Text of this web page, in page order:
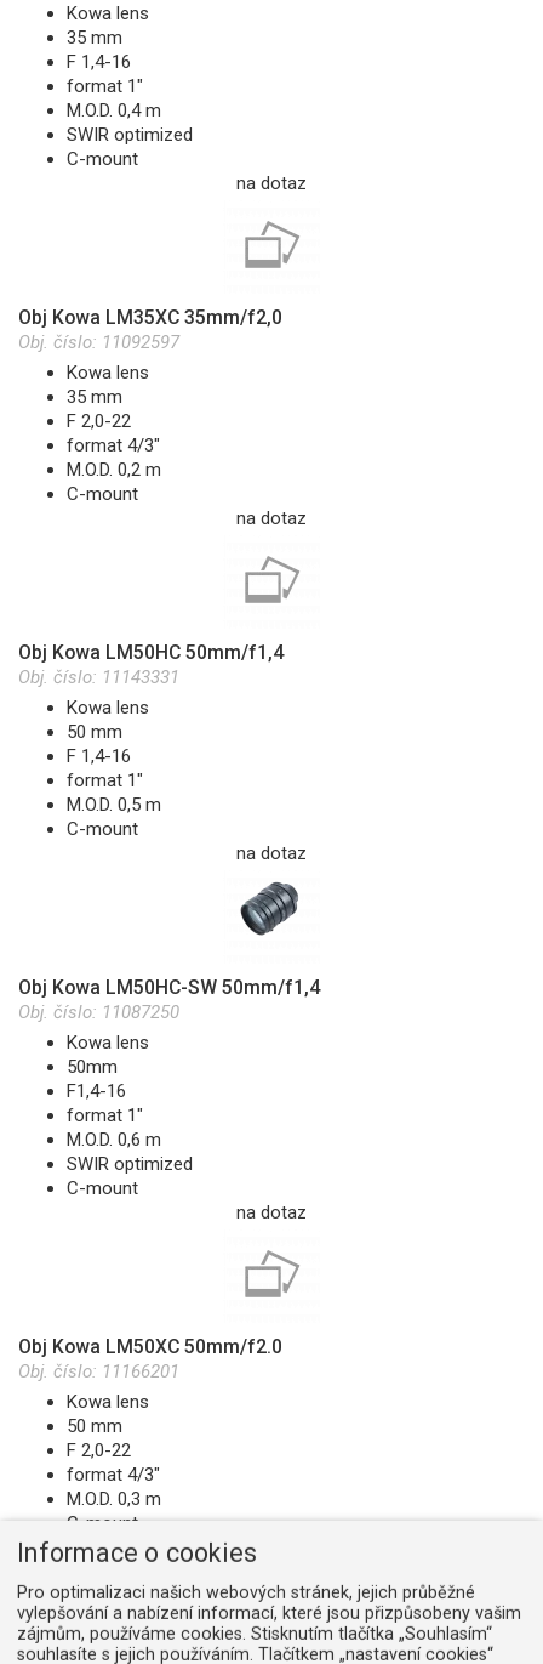
Kowa lens
35 mm
F 1,4-16
format 1"
M.O.D. 0,4 m
SWIR optimized
C-mount
na dotaz
Obj Kowa LM35XC 35mm/f2,0
Obj. číslo: 11092597
Kowa lens
35 mm
F 2,0-22
format 4/3"
M.O.D. 0,2 m
C-mount
na dotaz
Obj Kowa LM50HC 50mm/f1,4
Obj. číslo: 11143331
Kowa lens
50 mm
F 1,4-16
format 1"
M.O.D. 0,5 m
C-mount
na dotaz
Obj Kowa LM50HC-SW 50mm/f1,4
Obj. číslo: 11087250
Kowa lens
50mm
F1,4-16
format 1"
M.O.D. 0,6 m
SWIR optimized
C-mount
na dotaz
Obj Kowa LM50XC 50mm/f2.0
Obj. číslo: 11166201
Kowa lens
50 mm
F 2,0-22
format 4/3"
M.O.D. 0,3 m
C-mount
na dotaz
Informace o cookies
Pro optimalizaci našich webových stránek, jejich průběžné
vylepšování a nabízení informací, které jsou přizpůsobeny vašim
zájmům, používáme cookies. Stisknutím tlačítka „Souhlasím“
souhlasíte s jejich používáním. Tlačítkem „nastavení cookies“